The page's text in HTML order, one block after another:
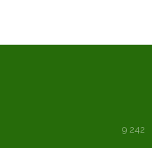
9 242